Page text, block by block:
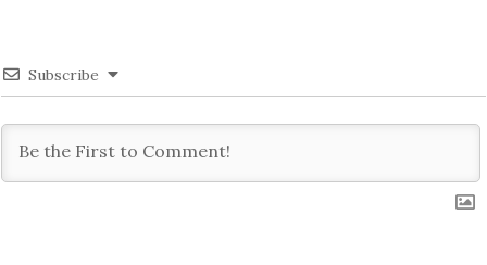
Subscribe